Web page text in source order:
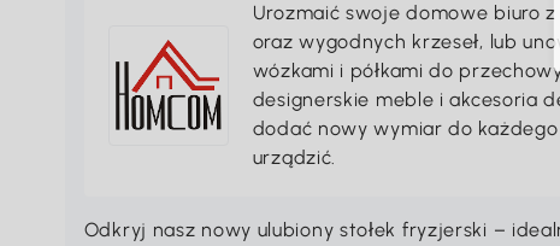
Urozmaić swoje domowe biuro
oraz wygodnych krzeseł, lub
wózkami i półkami do
designerskie meble i akcesoria
dodać nowy wymiar do
urządzić.
Odkryj nasz nowy ulubiony stołek fryzjerski –